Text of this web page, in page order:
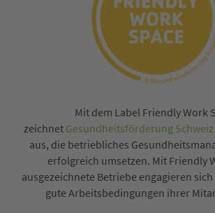
Mit dem Label Friendly Work
zeichnet Gesundheitsförderung Schweiz
aus, die betriebliches
erfolgreich umsetzen. Mit Friendly
ausgezeichnete Betriebe enga­gieren
gute Arbeitsbedingun­gen ihrer